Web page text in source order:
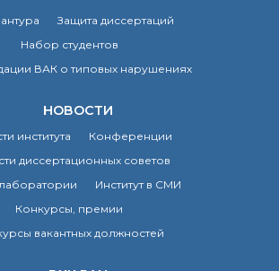
Защита диссертаций
Набор студентов
ВАК о типовых нарушениях
НОВОСТИ
института
Конференции
диссертационных советов
Институт в СМИ
Конкурсы, премии
вакантных должностей